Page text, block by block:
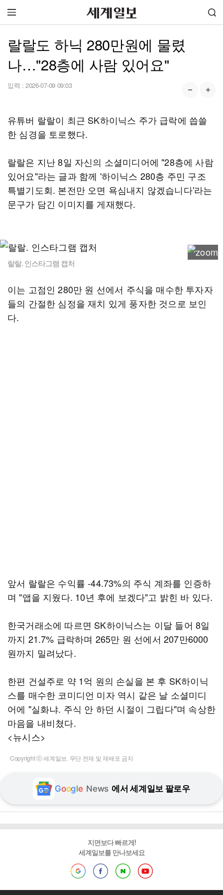
랄랄도 하닉 280만원에 물렸
나…"28층에 사람 있어요"
입력 : 2026-07-09 09:03
유튜버 랄랄이 최근 SK하이닉스 주가 급락에 씁쓸
한 심경을 토로했다.
랄랄은 지난 8일 자신의 소셜미디어에 "28층에 사람
있어요"라는 글과 함께 '하이닉스 280층 주민 구조
특별기도회. 본전만 오면 욕심내지 않겠습니다'라는
문구가 담긴 이미지를 게재했다.
랄랄. 인스타그램 캡처
이는 고점인 280만 원 선에서 주식을 매수한 투자자
들의 간절한 심정을 재치 있게 풍자한 것으로 보인
다.
앞서 랄랄은 수익률 -44.73%의 주식 계좌를 인증하
며 "앱을 지웠다. 10년 후에 보겠다"고 밝힌 바 있다.
한국거래소에 따르면 SK하이닉스는 이달 들어 8일
까지 21.7% 급락하며 265만 원 선에서 207만6000
원까지 밀려났다.
한편 건설주로 약 1억 원의 손실을 본 후 SK하이닉
스를 매수한 코미디언 미자 역시 같은 날 소셜미디
어에 "실화냐. 주식 안 하던 시절이 그립다"며 속상한
마음을 내비쳤다.
<뉴시스>
Copyright ⓒ 세계일보. 무단 전재 및 재배포 금지
Google News 에서 세계일보 팔로우
지면보다 빠르게!
세계일보를 만나보세요